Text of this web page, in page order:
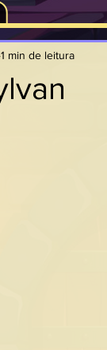
1 min de leitura